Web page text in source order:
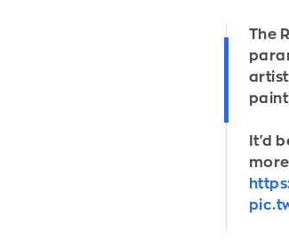
The
It'd